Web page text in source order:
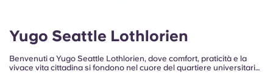
Yugo Seattle Lothlorien
Benvenuti a Yugo Seattle Lothlorien, dove comfort, praticità e la
vivace vita cittadina si fondono nel cuore del quartiere universitario